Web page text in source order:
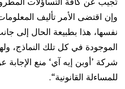
وإن اقتضى الأمر تأليف
نفسها، هذا بطبيعة الحال إلى
الموجودة في كل تلك النماذج،
شركة ’أوبن إيه آي‘ منع الإجابة
للمساءلة القانونية“.